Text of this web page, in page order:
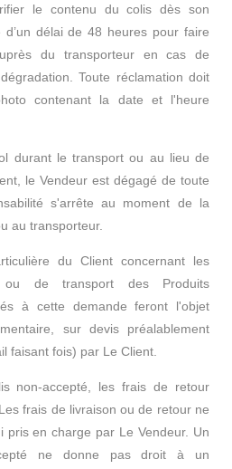
le contenu du colis dès son
délai de 48 heures pour faire
du transporteur en cas de
Toute réclamation doit
contenant la date et l'heure
durant le transport ou au lieu de
le Vendeur est dégagé de toute
s'arrête au moment de la
au transporteur.
du Client concernant les
ou de transport des Produits
à cette demande feront l'objet
sur devis préalablement
faisant fois) par Le Client.
non-accepté, les frais de retour
frais de livraison ou de retour ne
pris en charge par Le Vendeur. Un
ne donne pas droit à un